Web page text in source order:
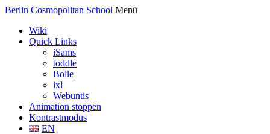
Berlin Cosmopolitan School Menü
Wiki
Quick Links
iSams
toddle
Bolle
ixl
Webuntis
Animation stoppen
Kontrastmodus
EN